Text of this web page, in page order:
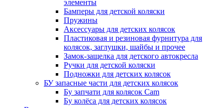
элементы
Бамперы для детской коляски
Пружины
Аксессуары для детских колясок
Пластиковая и резиновая фурнитура для
колясок, заглушки, шайбы и прочее
Замок-защелка для детского автокресла
Ручки для детской коляски
Подножки для детских колясок
БУ запасные части для детских колясок
Бу запчати для колясок Cam
Бу колёса для детских колясок